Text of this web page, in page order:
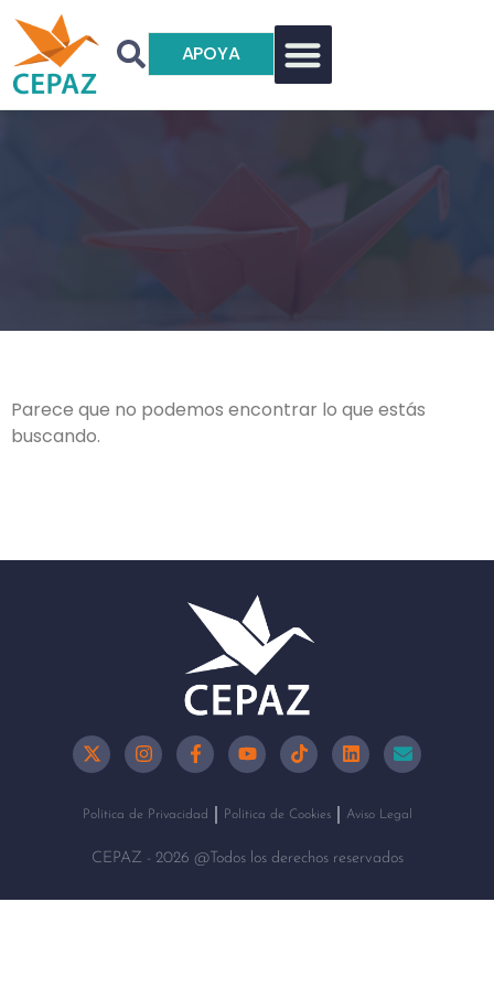
APOYA
Parece que no podemos encontrar lo que estás
buscando.
Política de Privacidad Política de Cookies Aviso Legal
CEPAZ - 2026 @Todos los derechos reservados